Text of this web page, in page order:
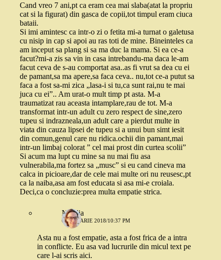
Cand vreo 7 ani,pt ca eram cea mai slaba(atat la propriu
cat si la figurat) din gasca de copii,tot timpul eram ciuca
bataii.
Si imi amintesc ca intr-o zi o fetita mi-a turnat o galetusa
cu nisip in cap si apoi au ras toti de mine. Bineinteles ca
am inceput sa plang si sa ma duc la mama. Si ea ce-a
facut?mi-a zis sa vin in casa intrebandu-ma daca le-am
facut ceva de s-au comportat asa..as fi vrut sa dea cu ei
de pamant,sa ma apere,sa faca ceva.. nu,tot ce-a putut sa
faca a fost sa-mi zica „lasa-i si tu,ca sunt rai,nu te mai
juca cu ei”.. Am urat-o mult timp pt asta. M-a
traumatizat rau aceasta intamplare,rau de tot. M-a
transformat intr-un adult cu zero respect de sine,zero
tupeu si indrazneala,un adult care a pierdut multe in
viata din cauza lipsei de tupeu si a unui bun simt iesit
din comun,genul care nu ridica.ochii din pamant,mai
intr-un limbaj colorat ” cel mai prost din curtea scolii”
Si acum ma lupt cu mine sa nu mai fiu asa
vulnerabila,ma fortez sa „musc” si eu cand cineva ma
calca in picioare,dar de cele mai multe ori nu reusesc,pt
ca la naiba,asa am fost educata si asa mi-e croiala.
Deci,ca o concluzie:prea multa empatie strica.
Natalia
6 IANUARIE 2018/10:37 PM
Asta nu a fost empatie, asta a fost frica de a intra
in conflicte. Eu asa vad lucrurile din micul text pe
care l-ai scris aici.